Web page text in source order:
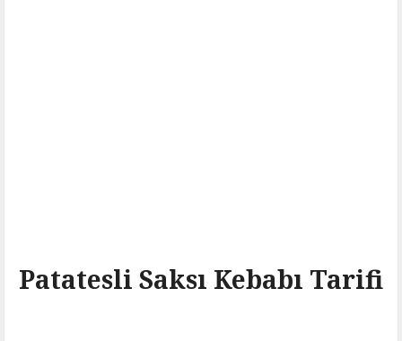
Patatesli Saksı Kebabı Tarifi